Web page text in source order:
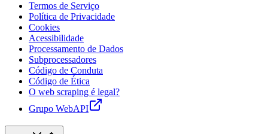
Termos de Serviço
Política de Privacidade
Cookies
Acessibilidade
Processamento de Dados
Subprocessadores
Código de Conduta
Código de Ética
O web scraping é legal?
Grupo WebAPI